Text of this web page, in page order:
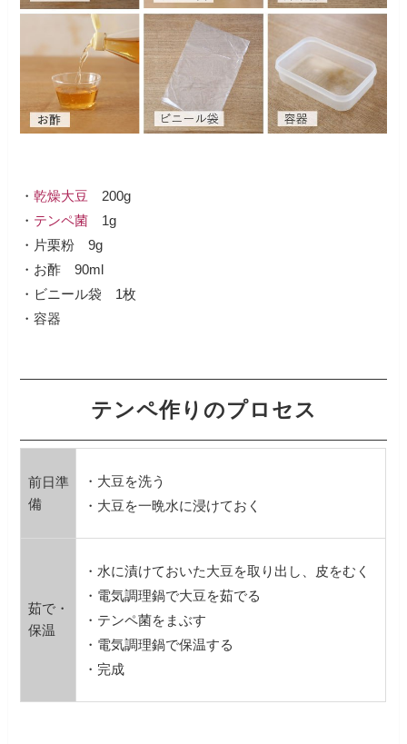
・乾燥大豆 200g
・ テンペ菌 1g
・片栗粉 9g
・お酢 90ml
・ビニール袋 1枚
・容器
テンペ作りのプロセス
前日準
備
・大豆を洗う
・大豆を一晩水に浸けておく
茹で・
保温
・水に漬けておいた大豆を取り出し、皮をむく
・電気調理鍋で大豆を茹でる
・テンペ菌をまぶす
・電気調理鍋で保温する
・完成